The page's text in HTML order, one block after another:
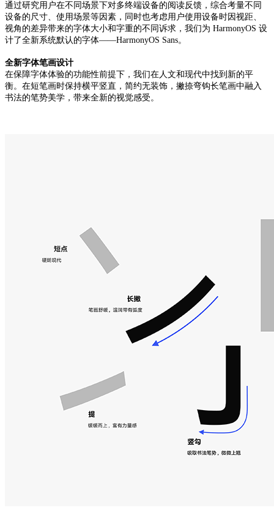
通过研究用户在不同场景下对多终端设备的阅读反馈，综合考量不同
设备的尺寸、使用场景等因素，同时也考虑用户使用设备时因视距、
视角的差异带来的字体大小和字重的不同诉求，我们为 HarmonyOS 设
计了全新系统默认的字体——HarmonyOS Sans。
全新字体笔画设计
在保障字体体验的功能性前提下，我们在人文和现代中找到新的平
衡。在短笔画时保持横平竖直，简约无装饰，撇捺弯钩长笔画中融入
书法的笔势美学，带来全新的视觉感受。